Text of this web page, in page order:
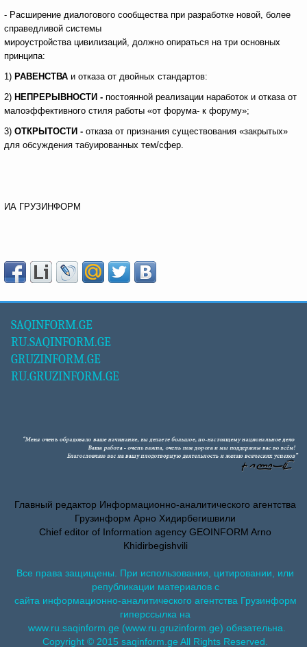
- Расширение диалогового сообщества при разработке новой, более
справедливой системы
мироустройства цивилизаций, должно опираться на три основных
принципа:
1) РАВЕНСТВА и отказа от двойных стандартов:
2) НЕПРЕРЫВНОСТИ - постоянной реализации наработок и отказа от
малоэффективного стиля работы «от форума- к форуму»;
3) ОТКРЫТОСТИ - отказа от признания существования «закрытых»
для обсуждения табуированных тем/сфер.
ИА ГРУЗИНФОРМ
SAQINFORM.GE
RU.SAQINFORM.GE
GRUZINFORM.GE
RU.GRUZINFORM.GE
Главный редактор Информационно-аналитического агентства
Грузинформ Арно Хидирбегишвили
Chief editor of Information agency GEOINFORM Arno
Khidirbegishvili
Все права защищены. При использовании, цитировании, или
републикации материалов с
сайта информационно-аналитического агентства Грузинформ
гиперссылка на
www.ru.saqinform.ge (www.ru.gruzinform.ge) обязательна.
Copyright © 2015 saqinform.ge All Rights Reserved.